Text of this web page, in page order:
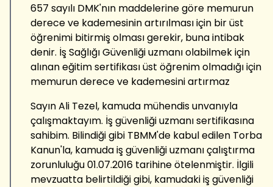
657 sayılı DMK'nın maddelerine göre memurun
derece ve kademesinin artırılması için bir üst
öğrenimi bitirmiş olması gerekir, buna intibak
denir. İş Sağlığı Güvenliği uzmanı olabilmek için
alınan eğitim sertifikası üst öğrenim olmadığı için
memurun derece ve kademesini artırmaz
Sayın Ali Tezel, kamuda mühendis unvanıyla
çalışmaktayım. İş güvenliği uzmanı sertifikasına
sahibim. Bilindiği gibi TBMM'de kabul edilen Torba
Kanun'la, kamuda iş güvenliği uzmanı çalıştırma
zorunluluğu 01.07.2016 tarihine ötelenmiştir. İlgili
mevzuatta belirtildiği gibi, kamudaki iş güvenliği